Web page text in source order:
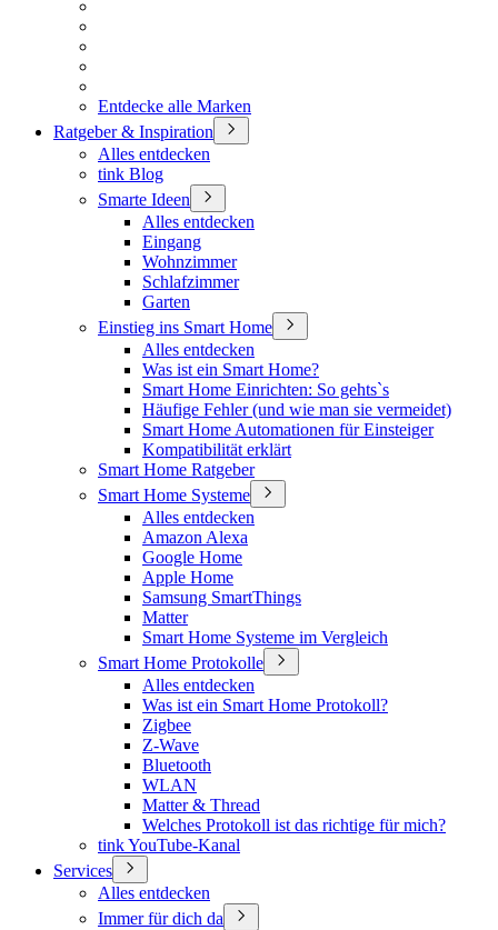
Entdecke alle Marken
Ratgeber & Inspiration
Alles entdecken
tink Blog
Smarte Ideen
Alles entdecken
Eingang
Wohnzimmer
Schlafzimmer
Garten
Einstieg ins Smart Home
Alles entdecken
Was ist ein Smart Home?
Smart Home Einrichten: So gehts`s
Häufige Fehler (und wie man sie vermeidet)
Smart Home Automationen für Einsteiger
Kompatibilität erklärt
Smart Home Ratgeber
Smart Home Systeme
Alles entdecken
Amazon Alexa
Google Home
Apple Home
Samsung SmartThings
Matter
Smart Home Systeme im Vergleich
Smart Home Protokolle
Alles entdecken
Was ist ein Smart Home Protokoll?
Zigbee
Z-Wave
Bluetooth
WLAN
Matter & Thread
Welches Protokoll ist das richtige für mich?
tink YouTube-Kanal
Services
Alles entdecken
Immer für dich da